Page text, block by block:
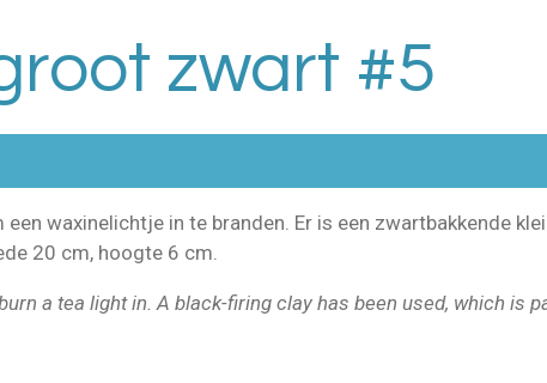
zwart #5
waxinelichtje in te branden. Er is een zwartbakkende
20 cm, hoogte 6 cm.
a tea light in. A black-firing clay has been used, which is